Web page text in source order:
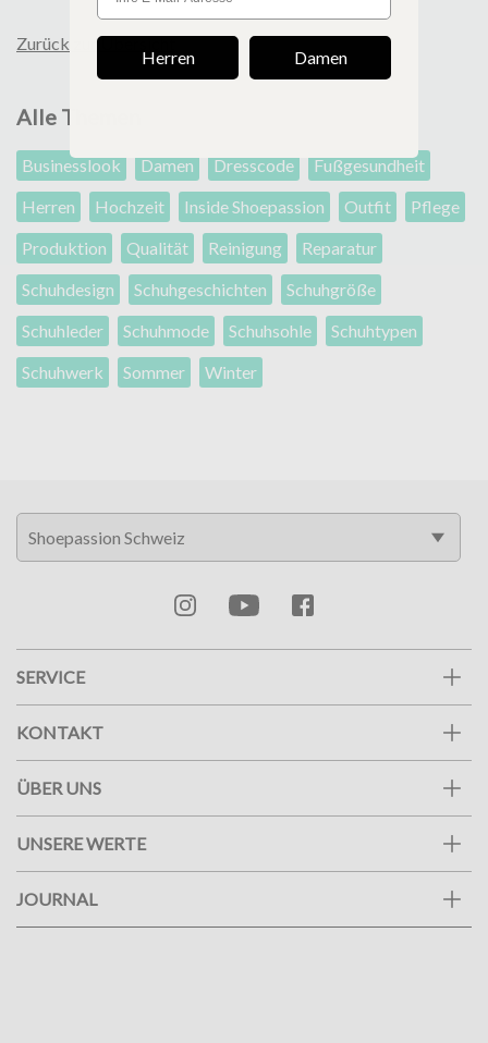
Zurück zur Übersicht
Alle Themen
Businesslook Damen Dresscode
Fußgesundheit
Herren
Hochzeit Inside Shoepassion Outfit
Pflege
Produktion
Qualität Reinigung
Reparatur
Schuhdesign
Schuhgeschichten
Schuhgröße
Schuhleder
Schuhmode Schuhsohle
Schuhtypen
Schuhwerk
Sommer Winter
SERVICE
KONTAKT
ÜBER UNS
UNSERE WERTE
JOURNAL
Herren Damen